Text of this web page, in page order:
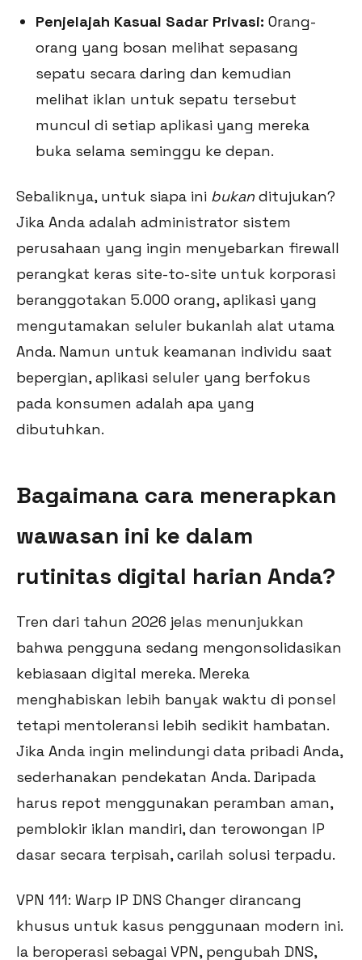
Penjelajah Kasual Sadar Privasi: Orang-
orang yang bosan melihat sepasang
sepatu secara daring dan kemudian
melihat iklan untuk sepatu tersebut
muncul di setiap aplikasi yang mereka
buka selama seminggu ke depan.
Sebaliknya, untuk siapa ini bukan ditujukan?
Jika Anda adalah administrator sistem
perusahaan yang ingin menyebarkan firewall
perangkat keras site-to-site untuk korporasi
beranggotakan 5.000 orang, aplikasi yang
mengutamakan seluler bukanlah alat utama
Anda. Namun untuk keamanan individu saat
bepergian, aplikasi seluler yang berfokus
pada konsumen adalah apa yang
dibutuhkan.
Bagaimana cara menerapkan
wawasan ini ke dalam
rutinitas digital harian Anda?
Tren dari tahun 2026 jelas menunjukkan
bahwa pengguna sedang mengonsolidasikan
kebiasaan digital mereka. Mereka
menghabiskan lebih banyak waktu di ponsel
tetapi mentoleransi lebih sedikit hambatan.
Jika Anda ingin melindungi data pribadi Anda,
sederhanakan pendekatan Anda. Daripada
harus repot menggunakan peramban aman,
pemblokir iklan mandiri, dan terowongan IP
dasar secara terpisah, carilah solusi terpadu.
VPN 111: Warp IP DNS Changer dirancang
khusus untuk kasus penggunaan modern ini.
Ia beroperasi sebagai VPN, pengubah DNS,